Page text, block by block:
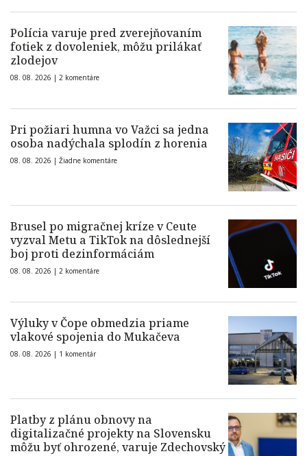
Polícia varuje pred zverejňovaním
fotiek z dovoleniek, môžu prilákať
zlodejov
08. 08. 2026 | 2 komentáre
Pri požiari humna vo Važci sa jedna
osoba nadýchala splodín z horenia
08. 08. 2026 | Žiadne komentáre
Brusel po migračnej kríze v Ceute
vyzval Metu a TikTok na dôslednejší
boj proti dezinformáciám
08. 08. 2026 | 2 komentáre
Výluky v Čope obmedzia priame
vlakové spojenia do Mukačeva
08. 08. 2026 | 1 komentár
Platby z plánu obnovy na
digitalizačné projekty na Slovensku
môžu byť ohrozené, varuje Zdechovský